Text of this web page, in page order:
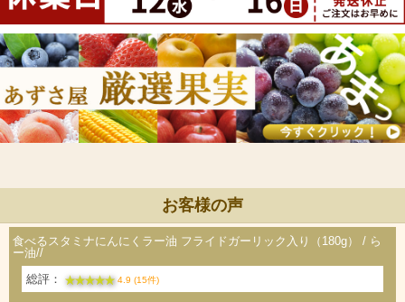
お客様の声
食べるスタミナにんにくラー油 フライドガーリック入り（180g） / ら
ー油//
総評：
4.9 (15件)